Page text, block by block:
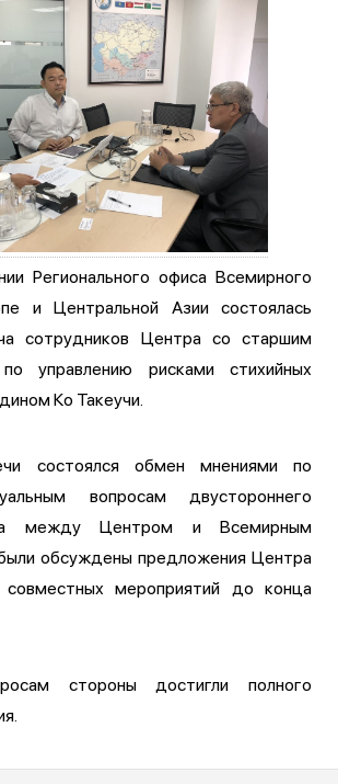
Регионального офиса Всемирного
и Центральной Азии состоялась
сотрудников Центра со старшим
управлению рисками стихийных
Ко Такеучи.
состоялся обмен мнениями по
вопросам двустороннего
между Центром и Всемирным
обсуждены предложения Центра
совместных мероприятий до конца
стороны достигли полного